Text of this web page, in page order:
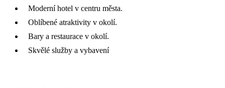
Moderní hotel v centru města.
Oblíbené atraktivity v okolí.
Bary a restaurace v okolí.
Skvělé služby a vybavení